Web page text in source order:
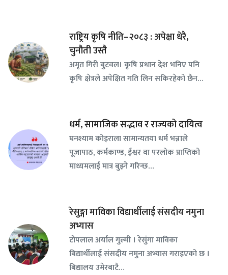
राष्ट्रिय कृषि नीति–२०८३ : अपेक्षा धेरै,
चुनौती उस्तै
अमृत गिरी बुटवल। कृषि प्रधान देश भनिए पनि
कृषि क्षेत्रले अपेक्षित गति लिन सकिरहेको छैन…
धर्म, सामाजिक सद्भाव र राज्यको दायित्व
घनश्याम कोइराला सामान्यतया धर्म भन्नाले
पूजापाठ, कर्मकाण्ड, ईश्वर वा परलोक प्राप्तिको
माध्यमलाई मात्र बुझ्ने गरिन्छ…
रेसुङ्गा माविका विद्यार्थीलाई संसदीय नमुना
अभ्यास
टोपलाल अर्याल गुल्मी । रेसुंगा माविका
बिद्यार्थीलाई संसदीय नमुना अभ्यास गराइएको छ ।
बिद्यालय उमेरबाटै…